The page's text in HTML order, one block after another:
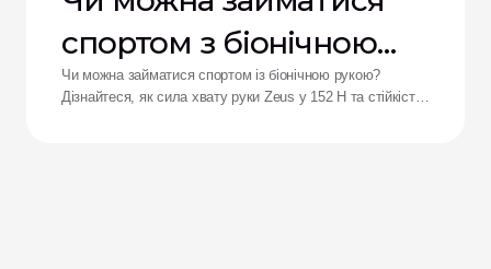
спортом з біонічною
рукою?
Чи можна займатися спортом із біонічною рукою?
Дізнайтеся, як сила хвату руки Zeus у 152 Н та стійкість